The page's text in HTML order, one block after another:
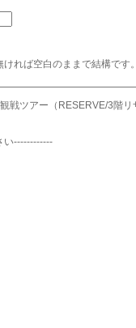
れば空白のままで結構です。